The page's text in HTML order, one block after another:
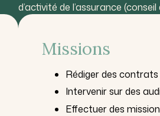
d’activité de l’assurance
Missions
Rédiger des
Intervenir sur des
Effectuer des